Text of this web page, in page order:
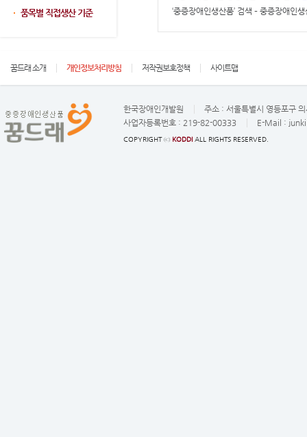
품목별 직접생산 기준
‘중증장애인생산품’ 검색 – 중증장애인
꿈드래 소개 개인정보처리방침 저작권보호정책 사이트맵
한국장애인개발원 주소 : 서울특별시 영등포구
사업자등록번호 : 219-82-00333 E-Mail :
COPYRIGHT ⓒ KODDI ALL RIGHTS RESERVED.